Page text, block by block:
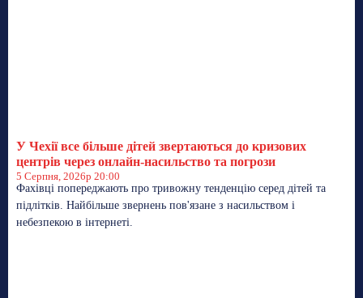
У Чехії все більше дітей звертаються до кризових
центрів через онлайн-насильство та погрози
5 Серпня, 2026р 20:00
Фахівці попереджають про тривожну тенденцію серед дітей та
підлітків. Найбільше звернень пов'язане з насильством і
небезпекою в інтернеті.